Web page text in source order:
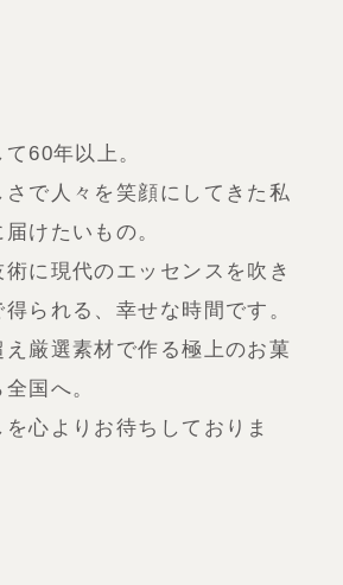
60年以上。
で人々を笑顔にしてきた私
けたいもの。
に現代のエッセンスを吹き
られる、幸せな時間です。
厳選素材で作る極上のお菓
国へ。
心よりお待ちしておりま